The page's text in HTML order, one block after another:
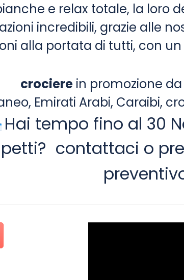
e relax totale, la loro
incredibili, grazie alle
alla portata di tutti, con
crocierein promozione da
Emirati Arabi, Caraibi,
Hai tempo fino al 30
contattaci o